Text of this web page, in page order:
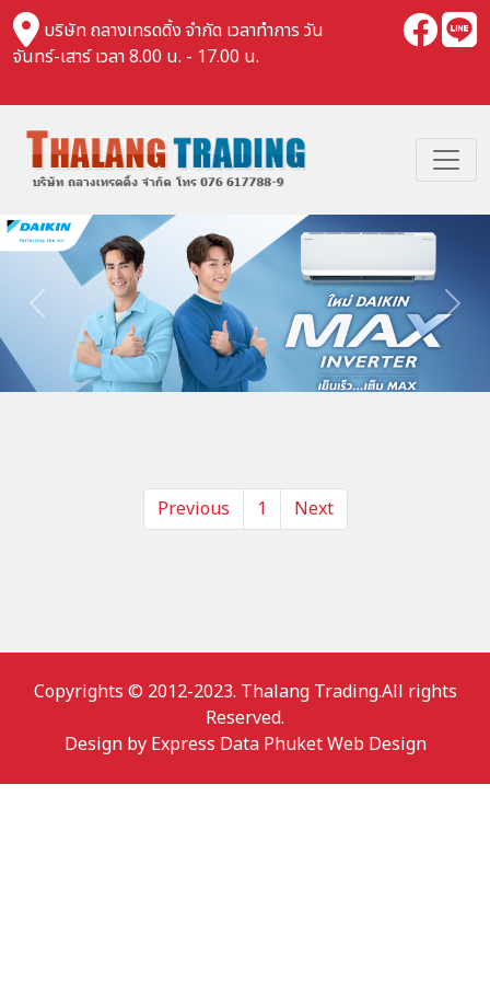
บริษัท ถลางเทรดดิ้ง จำกัด เวลาทำการ วัน
จันทร์-เสาร์ เวลา 8.00 น. - 17.00 น.
Previous Next
Previous 1 Next
Copyrights © 2012-2023. Thalang Trading.All rights
Reserved.
Design by Express Data Phuket Web Design